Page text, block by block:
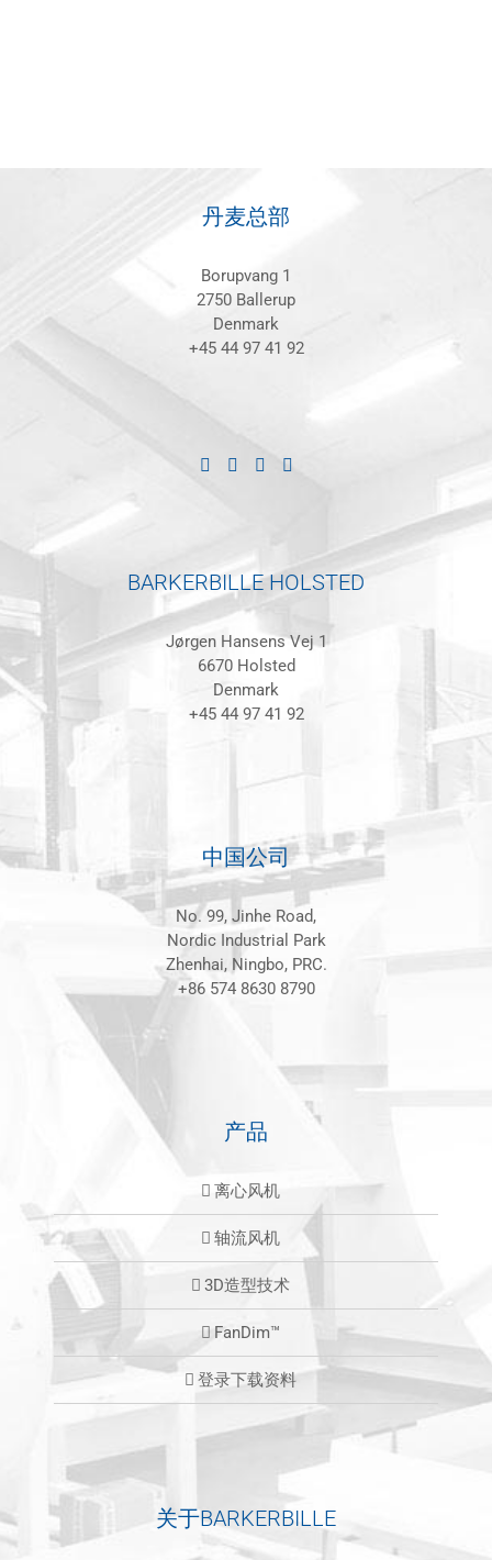
丹麦总部
Borupvang 1
2750 Ballerup
Denmark
+45 44 97 41 92
BARKERBILLE HOLSTED
Jørgen Hansens Vej 1
6670 Holsted
Denmark
+45 44 97 41 92
中国公司
No. 99, Jinhe Road,
Nordic Industrial Park
Zhenhai, Ningbo, PRC.
+86 574 8630 8790
产品
离心风机
轴流风机
3D造型技术
FanDim™
登录下载资料
关于BARKERBILLE